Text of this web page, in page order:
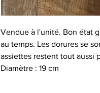
Vendue à l'unité. Bon état
au temps. Les dorures se
assiettes restent tout aussi
Diamètre : 19 cm